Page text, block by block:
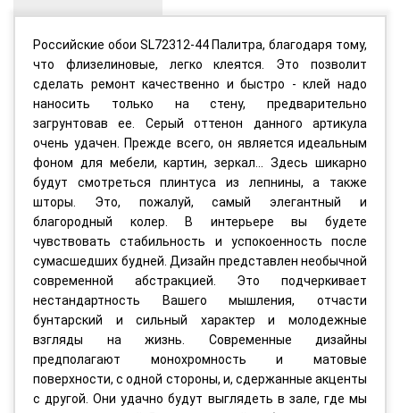
Российские обои SL72312-44 Палитра, благодаря тому,
что флизелиновые, легко клеятся. Это позволит
сделать ремонт качественно и быстро - клей надо
наносить только на стену, предварительно
загрунтовав ее. Серый оттенон данного артикула
очень удачен. Прежде всего, он является идеальным
фоном для мебели, картин, зеркал... Здесь шикарно
будут смотреться плинтуса из лепнины, а также
шторы. Это, пожалуй, самый элегантный и
благородный колер. В интерьере вы будете
чувствовать стабильность и успокоенность после
сумасшедших будней. Дизайн представлен необычной
современной абстракцией. Это подчеркивает
нестандартность Вашего мышления, отчасти
бунтарский и сильный характер и молодежные
взгляды на жизнь. Современные дизайны
предполагают монохромность и матовые
поверхности, с одной стороны, и, сдержанные акценты
с другой. Они удачно будут выглядеть в зале, где мы